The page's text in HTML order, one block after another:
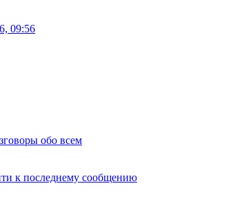
09:56
обо всем
к последнему сообщению